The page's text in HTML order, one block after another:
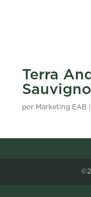
Terra
por Marketing EAB|